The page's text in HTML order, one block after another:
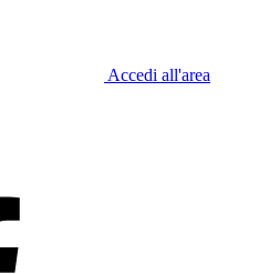
Accedi all'area